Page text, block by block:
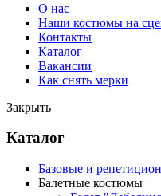
О нас
Наши костюмы на
Контакты
Каталог
Вакансии
Как снять мерки
Закрыть
Каталог
Базовые и
Балетные костюмы